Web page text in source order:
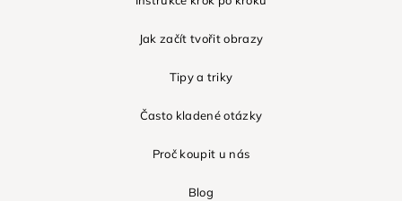
Jak začít tvořit obrazy
Tipy a triky
Často kladené otázky
Proč koupit u nás
Blog